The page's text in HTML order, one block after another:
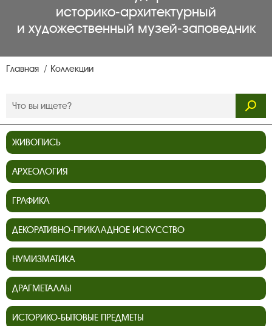
историко‑архитектурный
и художественный музей‑заповедник
Главная Коллекции
ЖИВОПИСЬ
АРХЕОЛОГИЯ
ГРАФИКА
ДЕКОРАТИВНО-ПРИКЛАДНОЕ ИСКУССТВО
НУМИЗМАТИКА
ДРАГМЕТАЛЛЫ
ИСТОРИКО-БЫТОВЫЕ ПРЕДМЕТЫ